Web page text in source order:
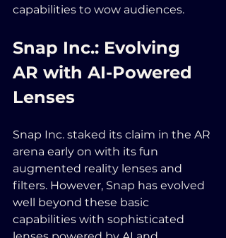
capabilities to wow audiences.
Snap Inc.: Evolving
AR with AI-Powered
Lenses
Snap Inc. staked its claim in the AR
arena early on with its fun
augmented reality lenses and
filters. However, Snap has evolved
well beyond these basic
capabilities with sophisticated